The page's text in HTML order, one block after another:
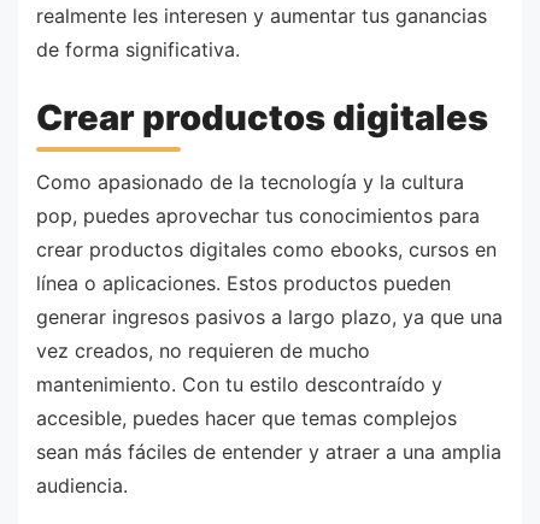
realmente les interesen y aumentar tus ganancias
de forma significativa.
Crear productos digitales
Como apasionado de la tecnología y la cultura
pop, puedes aprovechar tus conocimientos para
crear productos digitales como ebooks, cursos en
línea o aplicaciones. Estos productos pueden
generar ingresos pasivos a largo plazo, ya que una
vez creados, no requieren de mucho
mantenimiento. Con tu estilo descontraído y
accesible, puedes hacer que temas complejos
sean más fáciles de entender y atraer a una amplia
audiencia.